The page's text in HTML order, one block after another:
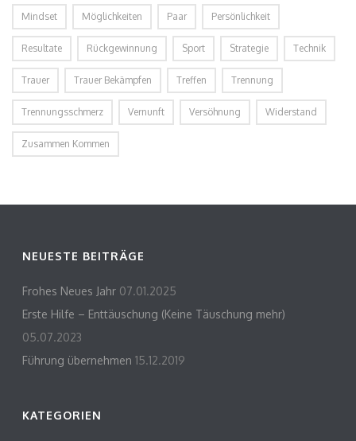
Mindset Möglichkeiten Paar Persönlichkeit
Resultate Rückgewinnung Sport Strategie Technik
Trauer Trauer Bekämpfen Treffen Trennung
Trennungsschmerz Vernunft Versöhnung Widerstand
Zusammen Kommen
NEUESTE BEITRÄGE
Frohes Neues Jahr 07.01.2025
Erste Hilfe – Enttäuschung (Keine Täuschung mehr)
05.07.2023
Führung übernehmen 15.12.2019
KATEGORIEN